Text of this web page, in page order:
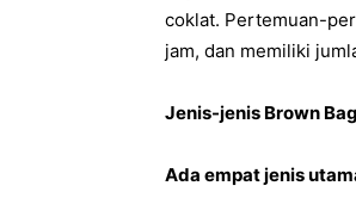
coklat. Pertemuan-
jam, dan memiliki
Jenis-jenis Brown
Ada empat jenis